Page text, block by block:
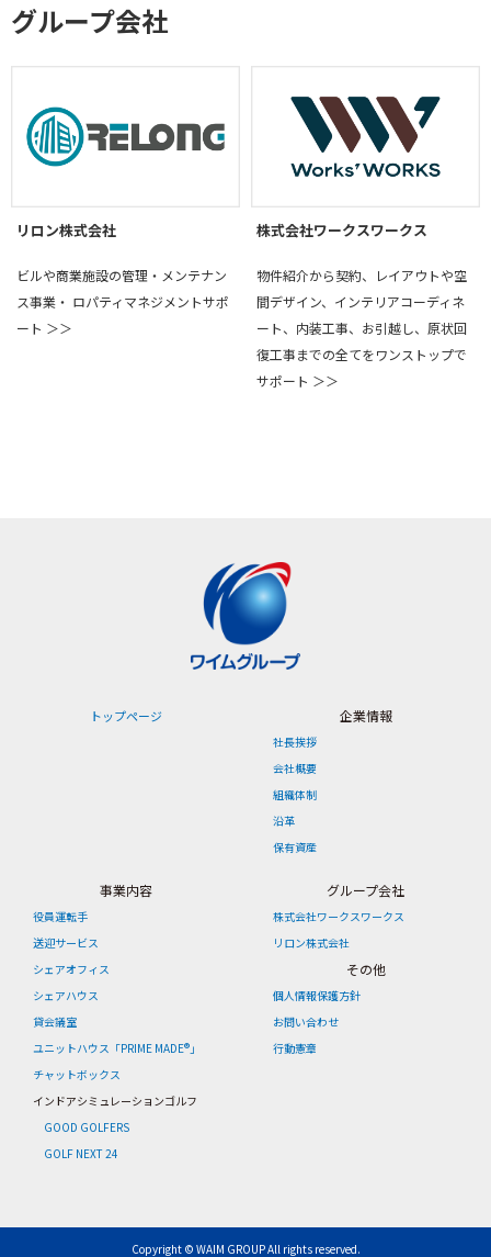
グループ会社
リロン株式会社
ビルや商業施設の管理・メンテナン
ス事業・ ロパティマネジメントサポ
ート ＞＞
株式会社ワークスワークス
物件紹介から契約、レイアウトや空
間デザイン、インテリアコーディネ
ート、内装工事、お引越し、原状回
復工事までの全てをワンストップで
サポート ＞＞
トップページ 企業情報
社長挨拶
会社概要
組織体制
沿革
保有資産
事業内容
役員運転手
送迎サービス
シェアオフィス
シェアハウス
貸会議室
ユニットハウス「PRIME MADE®」
チャットボックス
インドアシミュレーションゴルフ
GOOD GOLFERS
GOLF NEXT 24
グループ会社
株式会社ワークスワークス
リロン株式会社
その他
個人情報保護方針
お問い合わせ
行動憲章
Copyright © WAIM GROUP All rights reserved.